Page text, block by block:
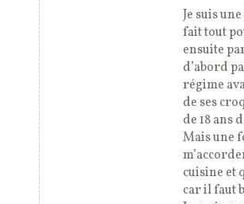
Je suis
fait tout
ensuite
d’abord
régime
de ses
de 18 ans
Mais une
cuisine et
car il faut